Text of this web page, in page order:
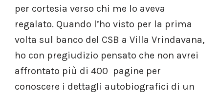
per cortesia verso chi me lo aveva
regalato. Quando l’ho visto per la prima
volta sul banco del CSB a Villa Vrindavana,
ho con pregiudizio pensato che non avrei
affrontato più di 400 pagine per
conoscere i dettagli autobiografici di un